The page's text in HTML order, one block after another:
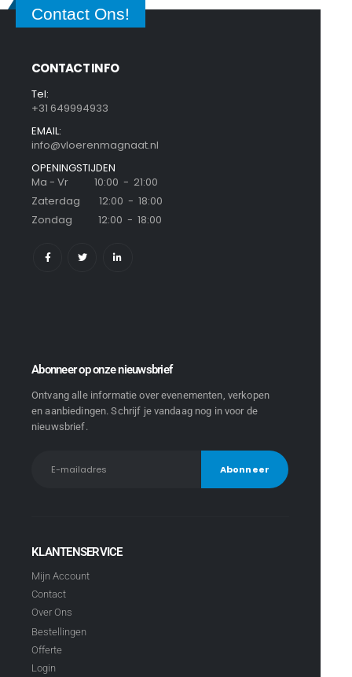
Contact Ons!
CONTACT INFO
Tel:
+31 649994933
EMAIL:
info@vloerenmagnaat.nl
OPENINGSTIJDEN
Ma - Vr 10:00 - 21:00
Zaterdag 12:00 - 18:00
Zondag 12:00 - 18:00
Abonneer op onze nieuwsbrief
Ontvang alle informatie over evenementen, verkopen
en aanbiedingen. Schrijf je vandaag nog in voor de
nieuwsbrief.
KLANTENSERVICE
Mijn Account
Contact
Over Ons
Bestellingen
Offerte
Login